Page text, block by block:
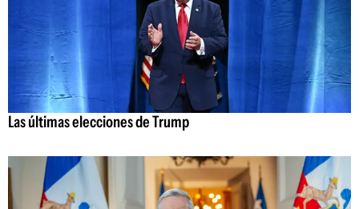
Las últimas elecciones de Trump